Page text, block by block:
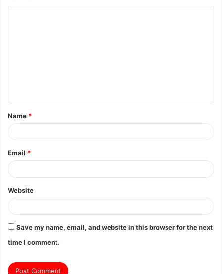
t
*
Name *
Email *
Website
Save my name, email, and website in this browser for the next
time I comment.